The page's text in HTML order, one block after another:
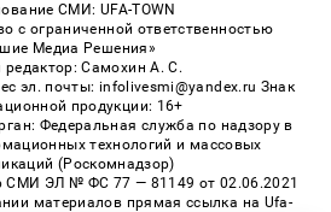
СМИ: UFA-TOWN
с ограниченной ответственностью
Медиа Решения»
редактор: Самохин А. С.
эл. почты: infolivesmi@yandex.ru Знак
продукции: 16+
Федеральная служба по надзору в
технологий и массовых
(Роскомнадзор)
СМИ ЭЛ № ФС 77 — 81149 от 02.06.2021
материалов прямая ссылка на Ufa-